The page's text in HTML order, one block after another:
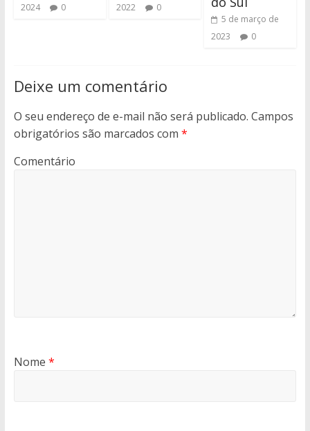
2024 0 2022 0
5 de março de
2023
0
Deixe um comentário
O seu endereço de e-mail não será publicado. Campos
obrigatórios são marcados com *
Comentário
Nome *